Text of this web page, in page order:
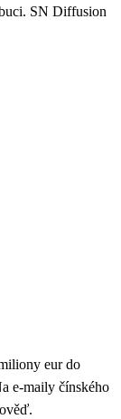
SN Diffusion
eur do
e-maily čínského